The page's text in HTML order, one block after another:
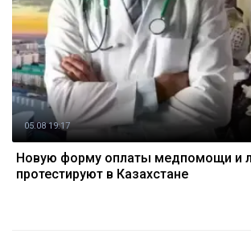
05.08 19:17
Новую форму оплаты медпомощи и
протестируют в Казахстане